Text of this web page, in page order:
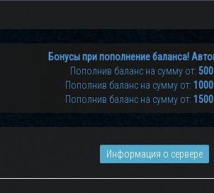
Бонусы при пополнение баланса!
Пополнив баланс на сумму от:
Пополнив баланс на сумму от:
Пополнив баланс на сумму от:
Информация о сервере